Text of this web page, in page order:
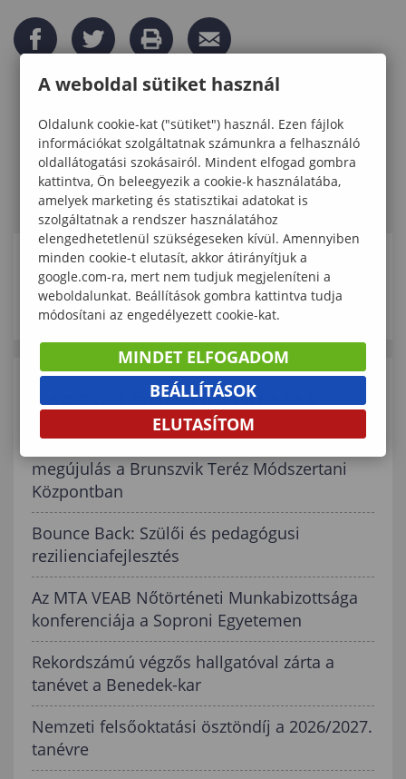
KAPCSOLÓDÓ ELÉRHETŐSÉGEK
KAPCSOLÓDÓ TARTALMAK
Szakmai inspiráció és játékpedagógiai
megújulás a Brunszvik Teréz Módszertani
Központban
Bounce Back: Szülői és pedagógusi
rezilienciafejlesztés
Az MTA VEAB Nőtörténeti Munkabizottsága
konferenciája a Soproni Egyetemen
Rekordszámú végzős hallgatóval zárta a
tanévet a Benedek-kar
Nemzeti felsőoktatási ösztöndíj a 2026/2027.
tanévre
A weboldal sütiket használ
Oldalunk cookie-kat ("sütiket") használ. Ezen fájlok
információkat szolgáltatnak számunkra a felhasználó
oldallátogatási szokásairól. Mindent elfogad gombra
kattintva, Ön beleegyezik a cookie-k használatába,
amelyek marketing és statisztikai adatokat is
szolgáltatnak a rendszer használatához
elengedhetetlenül szükségeseken kívül. Amennyiben
minden cookie-t elutasít, akkor átirányítjuk a
google.com-ra, mert nem tudjuk megjeleníteni a
weboldalunkat. Beállítások gombra kattintva tudja
módosítani az engedélyezett cookie-kat.
MINDET ELFOGADOM
BEÁLLÍTÁSOK
ELUTASÍTOM